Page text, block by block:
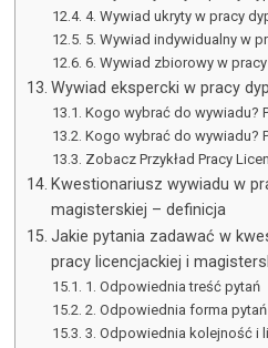
4. Wywiad ukryty w pracy
5. Wywiad indywidualny w
6. Wywiad zbiorowy w
Wywiad ekspercki w pracy
Kogo wybrać do wywiadu?
Kogo wybrać do wywiadu?
Zobacz Przykład Pracy
Kwestionariusz wywiadu w
magisterskiej – definicja
Jakie pytania zadawać w
pracy licencjackiej i
1. Odpowiednia treść pytań
2. Odpowiednia forma pytań
3. Odpowiednia kolejność i